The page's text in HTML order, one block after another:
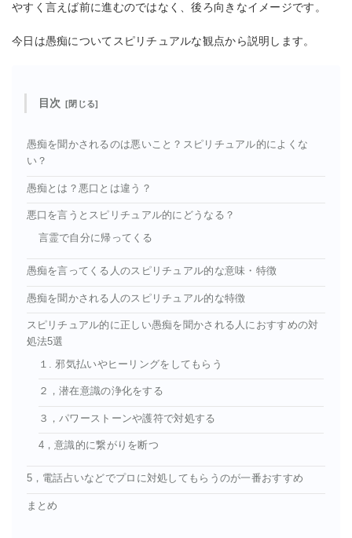
やすく言えば前に進むのではなく、後ろ向きなイメージです。
今日は愚痴についてスピリチュアルな観点から説明します。
目次
愚痴を聞かされるのは悪いこと？スピリチュアル的によくな
い？
愚痴とは？悪口とは違う？
悪口を言うとスピリチュアル的にどうなる？
言霊で自分に帰ってくる
愚痴を言ってくる人のスピリチュアル的な意味・特徴
愚痴を聞かされる人のスピリチュアル的な特徴
スピリチュアル的に正しい愚痴を聞かされる人におすすめの対
処法5選
１. 邪気払いやヒーリングをしてもらう
２，潜在意識の浄化をする
３，パワーストーンや護符で対処する
4，意識的に繋がりを断つ
5，電話占いなどでプロに対処してもらうのが一番おすすめ
まとめ